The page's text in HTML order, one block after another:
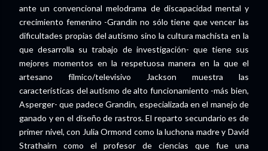
ante un convencional melodrama de discapacidad mental y
crecimiento femenino -Grandin no sólo tiene que vencer las
dificultades propias del autismo sino la cultura machista en la
que desarrolla su trabajo de investigación- que tiene sus
mejores momentos en la respetuosa manera en la que el
artesano fílmico/televisivo Jackson muestra las
características del autismo de alto funcionamiento -más bien,
Asperger- que padece Grandin, especializada en el manejo de
ganado y en el diseño de rastros. El reparto secundario es de
primer nivel, con Julia Ormond como la luchona madre y David
Strathairn como el profesor de ciencias que fue una